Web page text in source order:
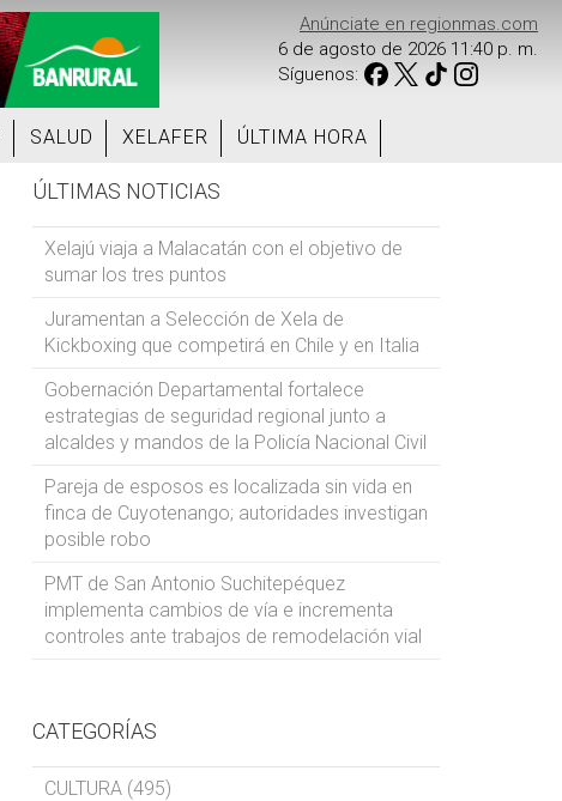
Anúnciate en regionmas.com
6 de agosto de 2026 11:40 p. m.
Síguenos:
SALUD XELAFER ÚLTIMA HORA
ÚLTIMAS NOTICIAS
Xelajú viaja a Malacatán con el objetivo de
sumar los tres puntos
Juramentan a Selección de Xela de
Kickboxing que competirá en Chile y en Italia
Gobernación Departamental fortalece
estrategias de seguridad regional junto a
alcaldes y mandos de la Policía Nacional Civil
Pareja de esposos es localizada sin vida en
finca de Cuyotenango; autoridades investigan
posible robo
PMT de San Antonio Suchitepéquez
implementa cambios de vía e incrementa
controles ante trabajos de remodelación vial
CATEGORÍAS
CULTURA (495)